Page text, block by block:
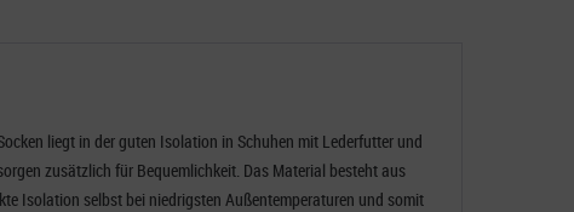
liegt in der guten Isolation in Schuhen mit Lederfutter und
zusätzlich für Bequemlichkeit. Das Material besteht aus
Isolation selbst bei niedrigsten Außentemperaturen und somit